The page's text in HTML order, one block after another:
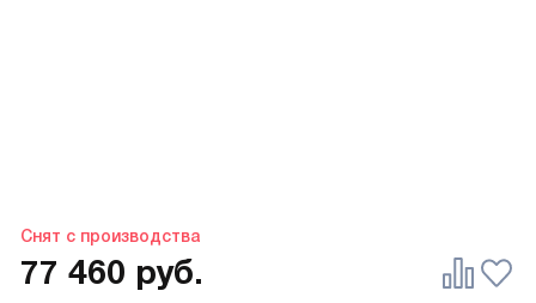
Снят с производства
77 460 руб.